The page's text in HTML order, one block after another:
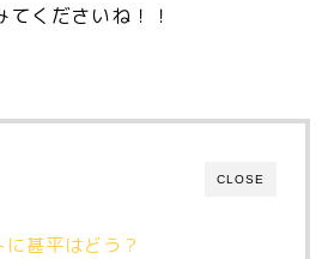
くださいね！！
CLOSE
甚平はどう？